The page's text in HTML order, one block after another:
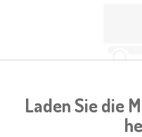
Laden Sie die